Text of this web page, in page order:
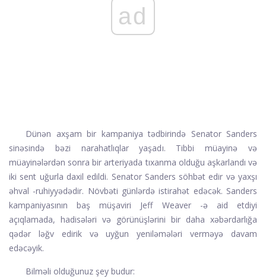
ad
Dünən axşam bir kampaniya tədbirində Senator Sanders
sinəsində bəzi narahatlıqlar yaşadı. Tibbi müayinə və
müayinələrdən sonra bir arteriyada tıxanma olduğu aşkarlandı və
iki sent uğurla daxil edildi. Senator Sanders söhbət edir və yaxşı
əhval -ruhiyyədədir. Növbəti günlərdə istirahət edəcək. Sanders
kampaniyasının baş müşaviri Jeff Weaver -ə aid etdiyi
açıqlamada, hadisələri və görünüşlərini bir daha xəbərdarlığa
qədər ləğv edirik və uyğun yeniləmələri verməyə davam
edəcəyik.
Bilməli olduğunuz şey budur: